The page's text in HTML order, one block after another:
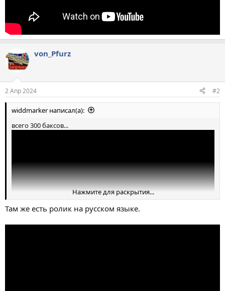
von_Pfurz
2 Апр 2024 #2
widdmarker написал(а):
всего 300 баксов...
Нажмите для раскрытия...
Там же есть ролик на русском языке.